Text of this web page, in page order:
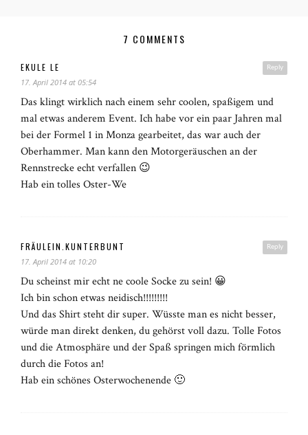
7 COMMENTS
Reply
EKULE LE
17. April 2014 at 05:54
Das klingt wirklich nach einem sehr coolen, spaßigem und
mal etwas anderem Event. Ich habe vor ein paar Jahren mal
bei der Formel 1 in Monza gearbeitet, das war auch der
Oberhammer. Man kann den Motorgeräuschen an der
Rennstrecke echt verfallen 😉
Hab ein tolles Oster-We
Reply
FRÄULEIN.KUNTERBUNT
17. April 2014 at 10:20
Du scheinst mir echt ne coole Socke zu sein! 😀
Ich bin schon etwas neidisch!!!!!!!!!
Und das Shirt steht dir super. Wüsste man es nicht besser,
würde man direkt denken, du gehörst voll dazu. Tolle Fotos
und die Atmosphäre und der Spaß springen mich förmlich
durch die Fotos an!
Hab ein schönes Osterwochenende 🙂